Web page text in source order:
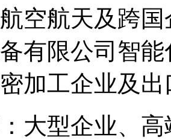
空航天及跨
有限公司智
加工企业及
大型企业、